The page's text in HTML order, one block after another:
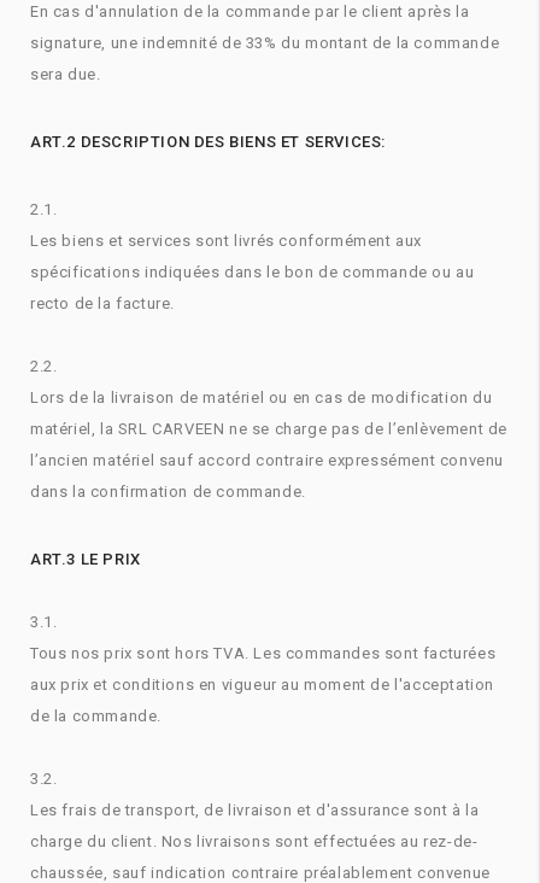
En cas d'annulation de la commande par le client après la
signature, une indemnité de 33% du montant de la commande
sera due.
ART.2 DESCRIPTION DES BIENS ET SERVICES:
2.1.
Les biens et services sont livrés conformément aux
spécifications indiquées dans le bon de commande ou au
recto de la facture.
2.2.
Lors de la livraison de matériel ou en cas de modification du
matériel, la SRL CARVEEN ne se charge pas de l’enlèvement de
l’ancien matériel sauf accord contraire expressément convenu
dans la confirmation de commande.
ART.3 LE PRIX
3.1.
Tous nos prix sont hors TVA. Les commandes sont facturées
aux prix et conditions en vigueur au moment de l'acceptation
de la commande.
3.2.
Les frais de transport, de livraison et d'assurance sont à la
charge du client. Nos livraisons sont effectuées au rez-de-
chaussée, sauf indication contraire préalablement convenue